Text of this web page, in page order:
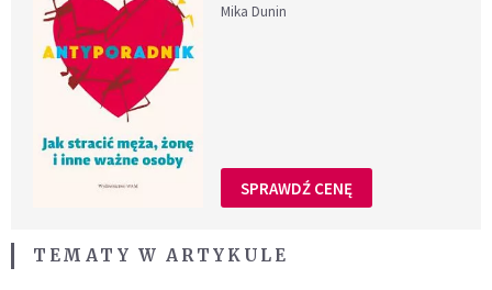
Mika Dunin
SPRAWDŹ CENĘ
TEMATY W ARTYKULE